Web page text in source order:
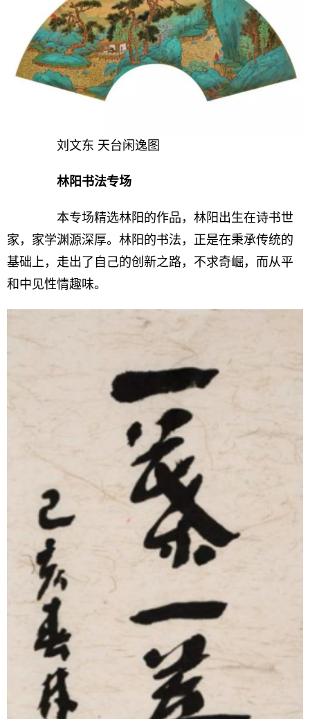
刘文东 天台闲逸图
林阳书法专场
本专场精选林阳的作品，林阳出生在诗书世
家，家学渊源深厚。林阳的书法，正是在秉承传统的
基础上，走出了自己的创新之路，不求奇崛，而从平
和中见性情趣味。